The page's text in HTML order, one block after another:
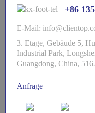
+86
E-Mail:
3. Etage, Gebäude 5,
Industrial Park,
Guangdong, China,
Anfrage